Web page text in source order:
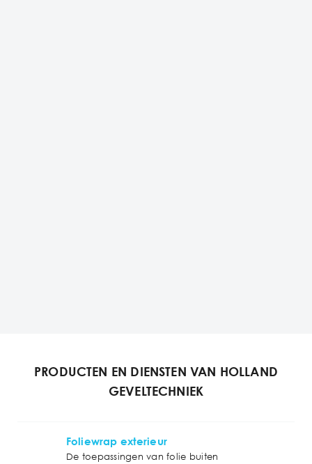
PRODUCTEN EN DIENSTEN VAN HOLLAND
GEVELTECHNIEK
Foliewrap exterieur
De toepassingen van folie buiten